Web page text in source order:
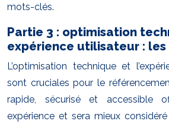
mots-clés.
Partie 3 : optimisation
expérience utilisateur :
L’optimisation technique et
sont cruciales pour le
rapide, sécurisé et accessible
expérience et sera mieux